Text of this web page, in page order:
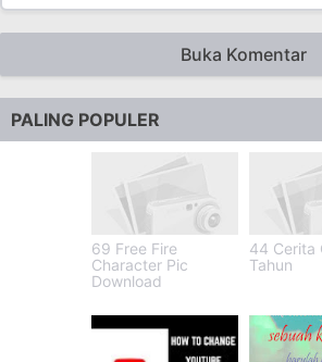
Buka Komentar
PALING POPULER
69 Free Fire
Character Pic
Download
44 Cerita
Tahun